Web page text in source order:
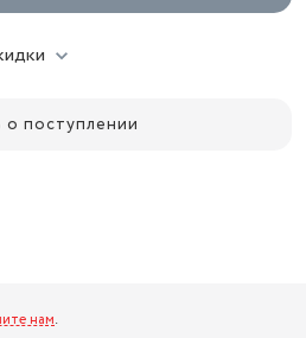
о поступлении
нам.